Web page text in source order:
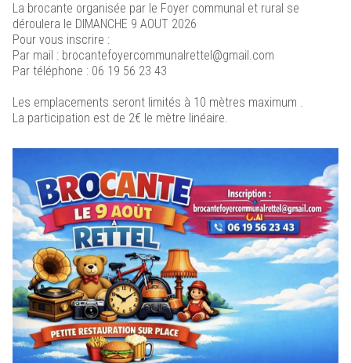
La brocante organisée par le Foyer communal et rural se
déroulera le DIMANCHE 9 AOUT 2026
Pour vous inscrire :
Par mail : brocantefoyercommunalrettel@gmail.com
Par téléphone : 06 19 56 23 43
Les emplacements seront limités à 10 mètres maximum .
La participation est de 2€ le mètre linéaire.